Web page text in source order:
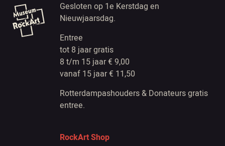
Gesloten op 1e Kerstdag en
Nieuwjaarsdag.
Entree
tot 8 jaar gratis
8 t/m 15 jaar € 9,00
vanaf 15 jaar € 11,50
Rotterdampashouders & Donateurs gratis
entree.
RockArt Shop